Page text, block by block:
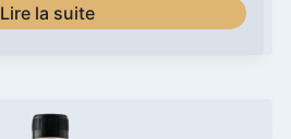
Lire la suite